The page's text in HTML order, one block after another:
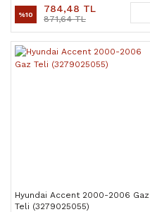
%10 784,48 TL
871,64 TL
Hyundai Accent 2000-2006 Gaz
Teli (3279025055)